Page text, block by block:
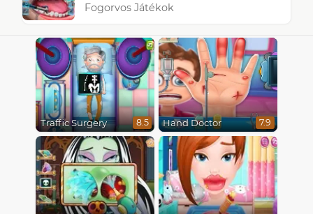
Fogorvos Játékok
Traffic Surgery 8.5 Hand Doctor 7.9